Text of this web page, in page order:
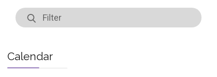
Calendar